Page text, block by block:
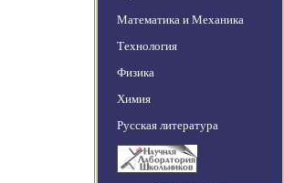
Математика и Механика
Технология
Физика
Химия
Русская литература